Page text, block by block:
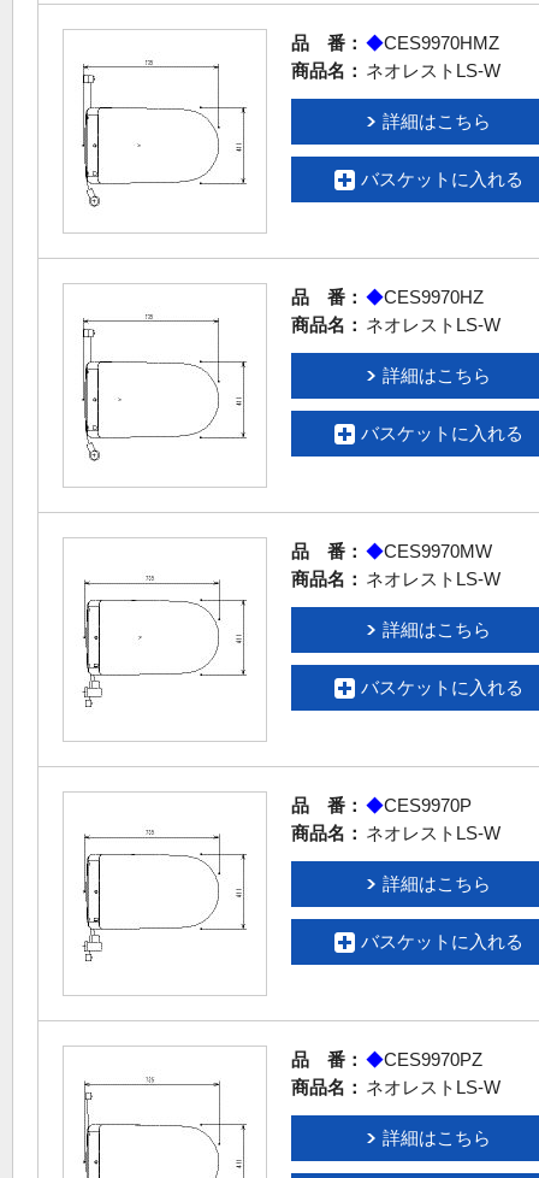
品 番： ◆CES9970HMZ
商品名： ネオレストLS-W
詳細はこちら
バスケットに入れる
品 番： ◆CES9970HZ
商品名： ネオレストLS-W
詳細はこちら
バスケットに入れる
品 番： ◆CES9970MW
商品名： ネオレストLS-W
詳細はこちら
バスケットに入れる
品 番： ◆CES9970P
商品名： ネオレストLS-W
詳細はこちら
バスケットに入れる
品 番： ◆CES9970PZ
商品名： ネオレストLS-W
詳細はこちら